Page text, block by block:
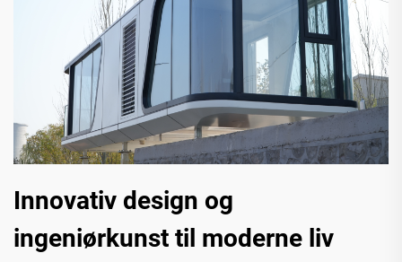
Innovativ design og
ingeniørkunst til moderne liv